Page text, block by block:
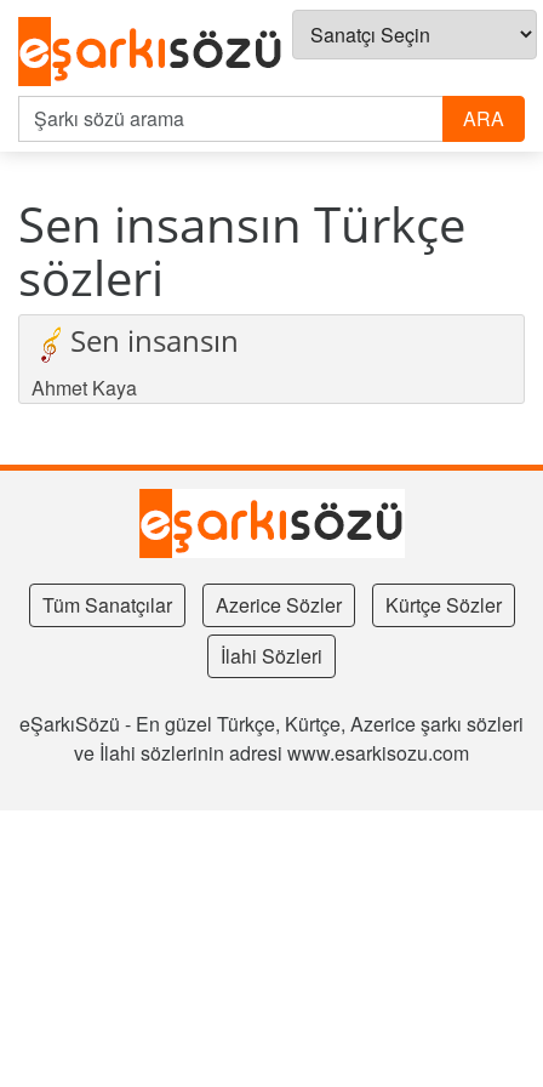
Sen insansın Türkçe
sözleri
Sen insansın
Ahmet Kaya
Tüm Sanatçılar Azerice Sözler
Kürtçe Sözler
İlahi Sözleri
eŞarkıSözü - En güzel Türkçe, Kürtçe, Azerice şarkı sözleri
ve İlahi sözlerinin adresi www.esarkisozu.com